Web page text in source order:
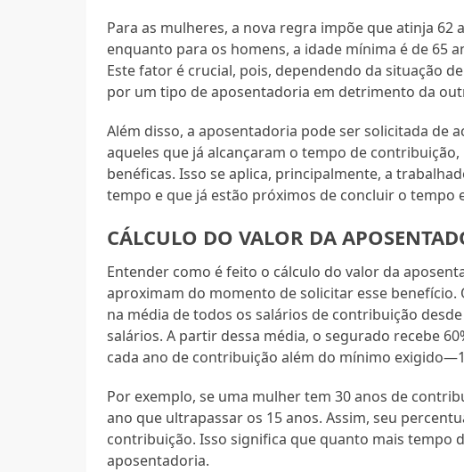
Para as mulheres, a nova regra impõe que atinja
enquanto para os homens, a idade mínima é de 65
Este fator é crucial, pois, dependendo da situação
por um tipo de aposentadoria em detrimento da
Além disso, a aposentadoria pode ser solicitada de
aqueles que já alcançaram o tempo de
benéficas. Isso se aplica, principalmente, a
tempo e que já estão próximos de concluir o tempo
CÁLCULO DO VALOR DA
Entender como é feito o cálculo do valor da
aproximam do momento de solicitar esse benefício.
na média de todos os salários de contribuição
salários. A partir dessa média, o segurado recebe
cada ano de contribuição além do mínimo
Por exemplo, se uma mulher tem 30 anos de
ano que ultrapassar os 15 anos. Assim, seu
contribuição. Isso significa que quanto mais tempo
aposentadoria.